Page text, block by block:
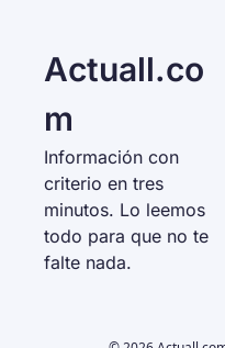
Actuall.co
m
Información con
criterio en tres
minutos. Lo leemos
todo para que no te
falte nada.